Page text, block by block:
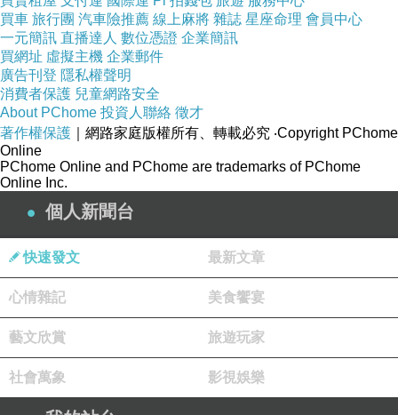
買車 旅行團 汽車險推薦 線上麻將 雜誌 星座命理 會員中心
一元簡訊 直播達人 數位憑證 企業簡訊
買網址 虛擬主機 企業郵件
廣告刊登 隱私權聲明
消費者保護 兒童網路安全
About PChome 投資人聯絡 徵才
著作權保護 ｜網路家庭版權所有、轉載必究 ‧Copyright PChome
Online
PChome Online and PChome are trademarks of PChome
Online Inc.
個人新聞台
快速發文 最新文章
心情雜記 美食饗宴
藝文欣賞 旅遊玩家
社會萬象 影視娛樂